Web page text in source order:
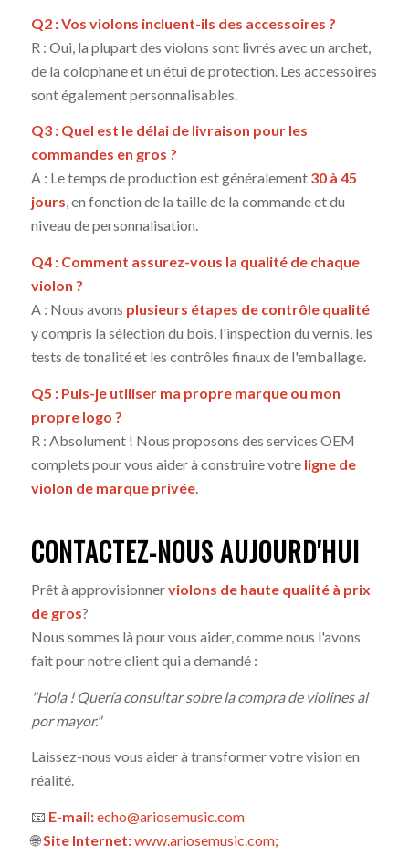
Q2 : Vos violons incluent-ils des accessoires ?
R : Oui, la plupart des violons sont livrés avec un archet,
de la colophane et un étui de protection. Les accessoires
sont également personnalisables.
Q3 : Quel est le délai de livraison pour les
commandes en gros ?
A : Le temps de production est généralement 30 à 45
jours, en fonction de la taille de la commande et du
niveau de personnalisation.
Q4 : Comment assurez-vous la qualité de chaque
violon ?
A : Nous avons plusieurs étapes de contrôle qualité
y compris la sélection du bois, l'inspection du vernis, les
tests de tonalité et les contrôles finaux de l'emballage.
Q5 : Puis-je utiliser ma propre marque ou mon
propre logo ?
R : Absolument ! Nous proposons des services OEM
complets pour vous aider à construire votre ligne de
violon de marque privée.
CONTACTEZ-NOUS AUJOURD'HUI
Prêt à approvisionnerviolons de haute qualité à prix
de gros?
Nous sommes là pour vous aider, comme nous l'avons
fait pour notre client qui a demandé :
"Hola ! Quería consultar sobre la compra de violines al
por mayor."
Laissez-nous vous aider à transformer votre vision en
réalité.
📧 E-mail:echo@ariosemusic.com
🌐Site Internet:www.ariosemusic.com;